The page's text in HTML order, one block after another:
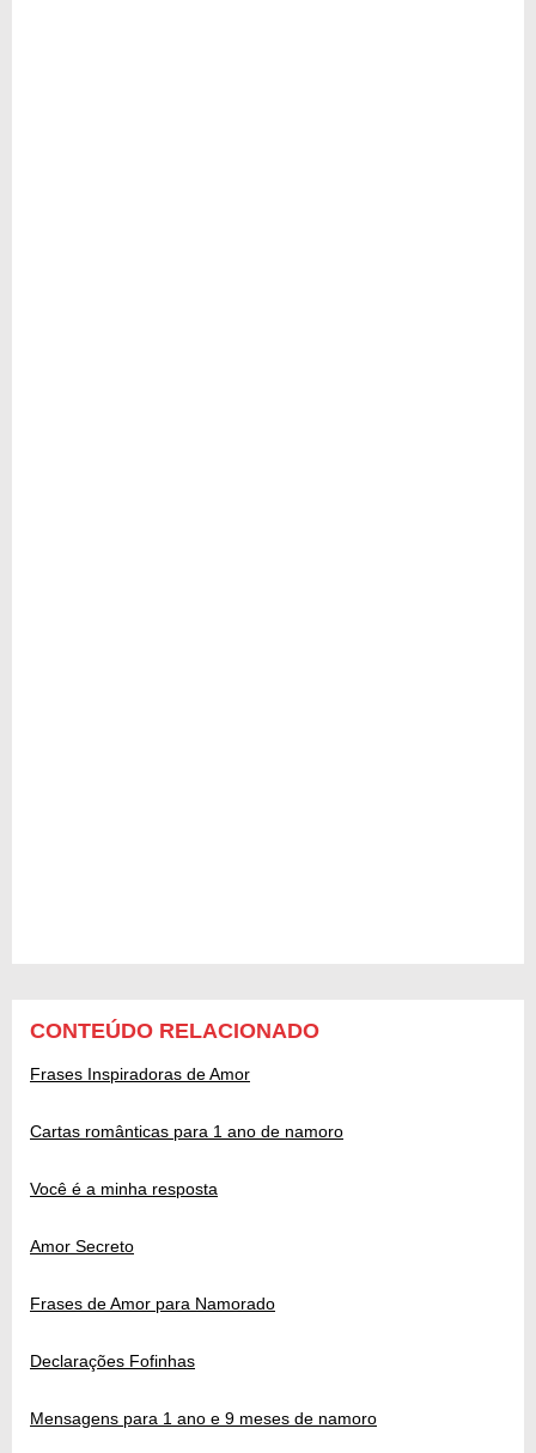
CONTEÚDO RELACIONADO
Frases Inspiradoras de Amor
Cartas românticas para 1 ano de namoro
Você é a minha resposta
Amor Secreto
Frases de Amor para Namorado
Declarações Fofinhas
Mensagens para 1 ano e 9 meses de namoro